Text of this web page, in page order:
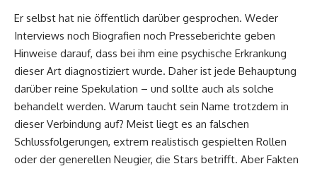
Er selbst hat nie öffentlich darüber gesprochen. Weder
Interviews noch Biografien noch Presseberichte geben
Hinweise darauf, dass bei ihm eine psychische Erkrankung
dieser Art diagnostiziert wurde. Daher ist jede Behauptung
darüber reine Spekulation – und sollte auch als solche
behandelt werden. Warum taucht sein Name trotzdem in
dieser Verbindung auf? Meist liegt es an falschen
Schlussfolgerungen, extrem realistisch gespielten Rollen
oder der generellen Neugier, die Stars betrifft. Aber Fakten